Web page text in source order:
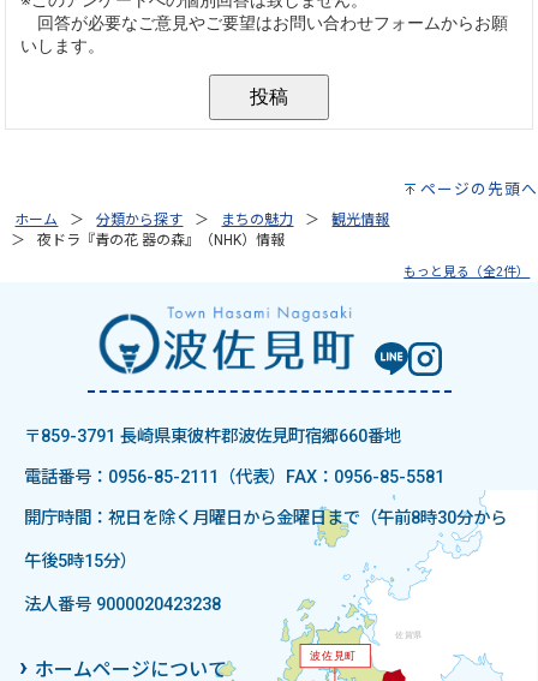
ページの先頭へ
ホーム 分類から探す まちの魅力
観光情報
夜ドラ『青の花 器の森』（NHK）情報
もっと見る（全2件）
〒859-3791 長崎県東彼杵郡波佐見町宿郷660番地
電話番号：0956-85-2111（代表）
FAX：0956-85-5581
開庁時間：祝日を除く月曜日から金曜日まで（午前8時30分から
午後5時15分）
法人番号 9000020423238
ホームページについて